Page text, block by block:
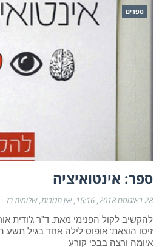
ספרים
ספר: אינטואיציה
28 באוגוסט 2018 15:16 אין תגובות שלומית רז
להקשיב לקול הפנימי מאת: ד"ר ג'ודית
זיסו הוצאת: אופוס לילה אחד בגיל תשע
איומה ורצה בבכי קורע